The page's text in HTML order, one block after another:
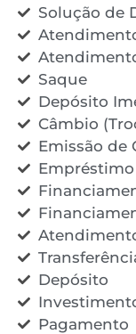
Solução de
Saque
Depósito
Câmbio
Emissão de
Empréstimo
Depósito
Pagamento